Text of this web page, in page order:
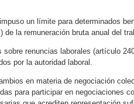
un límite para determinados
la remuneración bruta anual del
renuncias laborales (artículo
por la autoridad laboral.
en materia de negociación
para participar en negociaciones